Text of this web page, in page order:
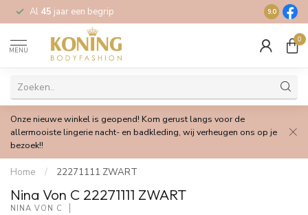
Al 45 jaar een begrip Gratis
9.0
MENU
0
Onze nieuwe winkel is geopend! Kom gerust langs voor de
allermooiste lingerie nacht- en badkleding, wij verheugen ons op je
bezoek!!
Home / 22271111 ZWART
Nina Von C 22271111 ZWART
NINA VON C